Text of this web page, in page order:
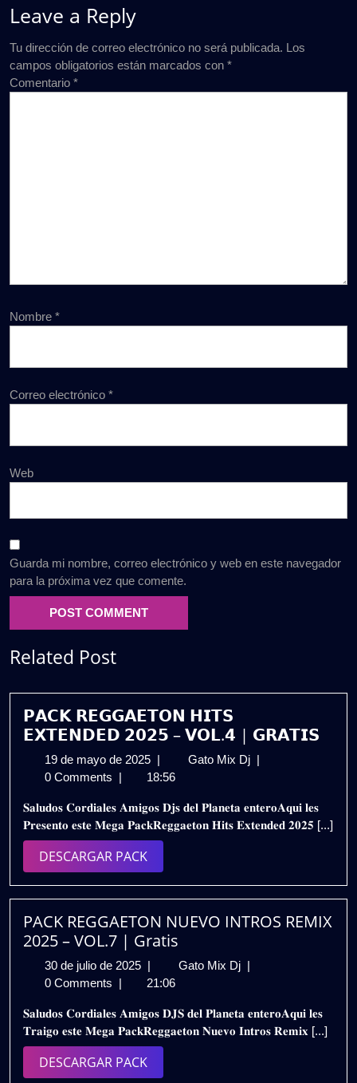
Leave a Reply
Tu dirección de correo electrónico no será publicada. Los
campos obligatorios están marcados con *
Comentario *
Nombre *
Correo electrónico *
Web
Guarda mi nombre, correo electrónico y web en este navegador
para la próxima vez que comente.
Related Post
𝗣𝗔𝗖𝗞 𝗥𝗘𝗚𝗚𝗔𝗘𝗧𝗢𝗡 𝗛𝗜𝗧𝗦
𝗘𝗫𝗧𝗘𝗡𝗗𝗘𝗗 𝟮𝟬𝟮𝟱 – 𝗩𝗢𝗟.𝟰 | 𝗚𝗥𝗔𝗧𝗜𝗦
19 de mayo de 2025 19
de
de
2025
| Gato Mix Dj 𝗣𝗔𝗖𝗞
𝗘𝗫𝗧𝗘𝗡𝗗𝗘𝗗
𝟮𝟬𝟮𝟱
𝗚𝗥𝗔𝗧𝗜𝗦
|
0 Comments | 18:56
𝐒𝐚𝐥𝐮𝐝𝐨𝐬 𝐂𝐨𝐫𝐝𝐢𝐚𝐥𝐞𝐬 𝐀𝐦𝐢𝐠𝐨𝐬 𝐃𝐣𝐬 𝐝𝐞𝐥 𝐏𝐥𝐚𝐧𝐞𝐭𝐚 𝐞𝐧𝐭𝐞𝐫𝐨𝐀𝐪𝐮𝐢 𝐥𝐞𝐬
𝐏𝐫𝐞𝐬𝐞𝐧𝐭𝐨 𝐞𝐬𝐭𝐞 𝐌𝐞𝐠𝐚 𝐏𝐚𝐜𝐤𝐑𝐞𝐠𝐠𝐚𝐞𝐭𝐨𝐧 𝐇𝐢𝐭𝐬 𝐄𝐱𝐭𝐞𝐧𝐝𝐞𝐝 𝟐𝟎𝟐𝟓 [...]
DESCARGAR PACKDESCARGAR
PACK
PACK REGGAETON NUEVO INTROS REMIX
2025 – VOL.7 | Gratis
30 de julio de 2025 30
de
de
2025
| Gato Mix Dj PACK
INTROS
REMIX
|
0 Comments | 21:06
𝐒𝐚𝐥𝐮𝐝𝐨𝐬 𝐂𝐨𝐫𝐝𝐢𝐚𝐥𝐞𝐬 𝐀𝐦𝐢𝐠𝐨𝐬 𝐃𝐉𝐒 𝐝𝐞𝐥 𝐏𝐥𝐚𝐧𝐞𝐭𝐚 𝐞𝐧𝐭𝐞𝐫𝐨𝐀𝐪𝐮𝐢 𝐥𝐞𝐬
𝐓𝐫𝐚𝐢𝐠𝐨 𝐞𝐬𝐭𝐞 𝐌𝐞𝐠𝐚 𝐏𝐚𝐜𝐤𝐑𝐞𝐠𝐠𝐚𝐞𝐭𝐨𝐧 𝐍𝐮𝐞𝐯𝐨 𝐈𝐧𝐭𝐫𝐨𝐬 𝐑𝐞𝐦𝐢𝐱 [...]
DESCARGAR PACKDESCARGAR